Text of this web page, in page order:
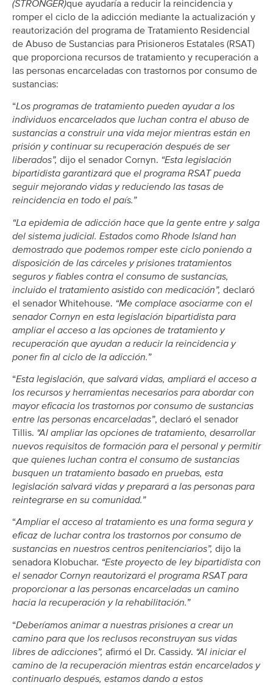
(STRONGER)que ayudaría a reducir la reincidencia y
romper el ciclo de la adicción mediante la actualización y
reautorización del programa de Tratamiento Residencial
de Abuso de Sustancias para Prisioneros Estatales (RSAT)
que proporciona recursos de tratamiento y recuperación a
las personas encarceladas con trastornos por consumo de
sustancias:
“Los programas de tratamiento pueden ayudar a los
individuos encarcelados que luchan contra el abuso de
sustancias a construir una vida mejor mientras están en
prisión y continuar su recuperación después de ser
liberados”, dijo el senador Cornyn. “Esta legislación
bipartidista garantizará que el programa RSAT pueda
seguir mejorando vidas y reduciendo las tasas de
reincidencia en todo el país.”
“La epidemia de adicción hace que la gente entre y salga
del sistema judicial. Estados como Rhode Island han
demostrado que podemos romper este ciclo poniendo a
disposición de las cárceles y prisiones tratamientos
seguros y fiables contra el consumo de sustancias,
incluido el tratamiento asistido con medicación”, declaró
el senador Whitehouse. “Me complace asociarme con el
senador Cornyn en esta legislación bipartidista para
ampliar el acceso a las opciones de tratamiento y
recuperación que ayudan a reducir la reincidencia y
poner fin al ciclo de la adicción.”
“Esta legislación, que salvará vidas, ampliará el acceso a
los recursos y herramientas necesarios para abordar con
mayor eficacia los trastornos por consumo de sustancias
entre las personas encarceladas”, declaró el senador
Tillis. “Al ampliar las opciones de tratamiento, desarrollar
nuevos requisitos de formación para el personal y permitir
que quienes luchan contra el consumo de sustancias
busquen un tratamiento basado en pruebas, esta
legislación salvará vidas y preparará a las personas para
reintegrarse en su comunidad.”
“Ampliar el acceso al tratamiento es una forma segura y
eficaz de luchar contra los trastornos por consumo de
sustancias en nuestros centros penitenciarios”, dijo la
senadora Klobuchar. “Este proyecto de ley bipartidista con
el senador Cornyn reautorizará el programa RSAT para
proporcionar a las personas encarceladas un camino
hacia la recuperación y la rehabilitación.”
“Deberíamos animar a nuestras prisiones a crear un
camino para que los reclusos reconstruyan sus vidas
libres de adicciones”, afirmó el Dr. Cassidy. “Al iniciar el
camino de la recuperación mientras están encarcelados y
continuarlo después, estamos dando a estos